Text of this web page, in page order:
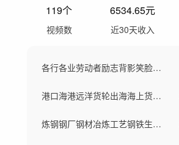
119个
视频数
6534.65元
近30天收入
各行各业劳动者励志背影笑脸工作场景劳动节
港口海港远洋货轮出海海上货船一带一路
炼钢钢厂钢材冶炼工艺钢铁生产大型工厂航拍